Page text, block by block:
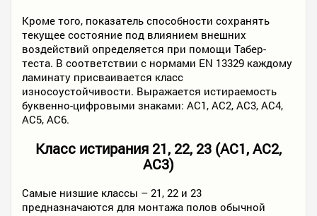
Кроме того, показатель способности сохранять
текущее состояние под влиянием внешних
воздействий определяется при помощи Табер-
теста. В соответствии с нормами EN 13329 каждому
ламинату присваивается класс
износоустойчивости. Выражается истираемость
буквенно-цифровыми знаками: АС1, АС2, АС3, АС4,
АС5, АС6.
Класс истирания 21, 22, 23 (АС1, АС2,
АС3)
Самые низшие классы – 21, 22 и 23
предназначаются для монтажа полов обычной